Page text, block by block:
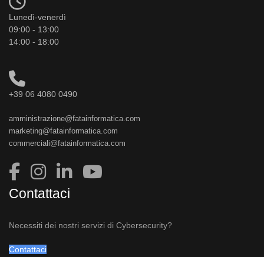
Lunedì-venerdì
09:00 - 13:00
14:00 - 18:00
+39 06 4080 0490
amministrazione@fatainformatica.com
marketing@fatainformatica.com
commerciali@fatainformatica.com
Contattaci
Necessiti dei nostri servizi di Cybersecurity?
Contattaci